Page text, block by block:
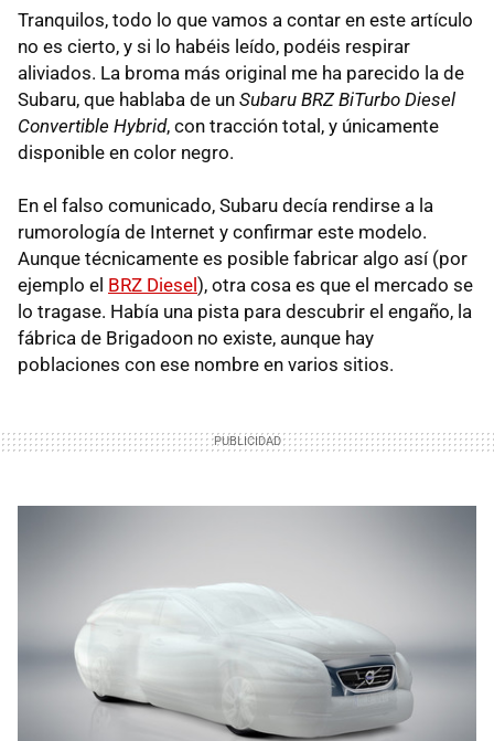
Tranquilos, todo lo que vamos a contar en este artículo
no es cierto, y si lo habéis leído, podéis respirar
aliviados. La broma más original me ha parecido la de
Subaru, que hablaba de un Subaru BRZ BiTurbo Diesel
Convertible Hybrid, con tracción total, y únicamente
disponible en color negro.
En el falso comunicado, Subaru decía rendirse a la
rumorología de Internet y confirmar este modelo.
Aunque técnicamente es posible fabricar algo así (por
ejemplo el BRZ Diesel), otra cosa es que el mercado se
lo tragase. Había una pista para descubrir el engaño, la
fábrica de Brigadoon no existe, aunque hay
poblaciones con ese nombre en varios sitios.